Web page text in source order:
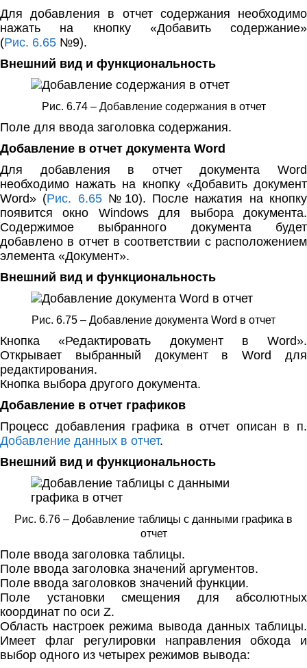
Для добавления в отчет содержания необходимо
нажать на кнопку «Добавить содержание»
(Рис. 6.65 №9).
Внешний вид и функциональность
Рис. 6.74 – Добавление содержания в отчет
Поле для ввода заголовка содержания.
Добавление в отчет документа Word
Для добавления в отчет документа Word
необходимо нажать на кнопку «Добавить документ
Word» (Рис. 6.65№10). После нажатия на кнопку
появится окно Windows для выбора документа.
Содержимое выбранного документа будет
добавлено в отчет в соответствии с расположением
элемента «Документ».
Внешний вид и функциональность
Рис. 6.75 – Добавление документа Word в отчет
Кнопка «Редактировать документ в Word».
Открывает выбранный документ в Word для
редактирования.
Кнопка выбора другого документа.
Добавление в отчет графиков
Процесс добавления графика в отчет описан в п.
Добавление данных в отчет.
Внешний вид и функциональность
Рис. 6.76 – Добавление таблицы с данными графика в
отчет
Поле ввода заголовка таблицы.
Поле ввода заголовка значений аргументов.
Поле ввода заголовков значений функции.
Поле установки смещения для абсолютных
координат по оси Z.
Область настроек режима вывода данных таблицы.
Имеет флаг регулировки направления обхода и
выбор одного из четырех режимов вывода: